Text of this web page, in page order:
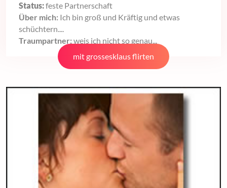
Status:feste Partnerschaft
Über mich: Ich bin groß und Kräftig und etwas
schüchtern....
Traumpartner: weis ich nicht so genau...
mit grossesklaus flirten